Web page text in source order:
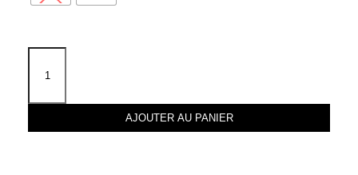
AJOUTER AU PANIER